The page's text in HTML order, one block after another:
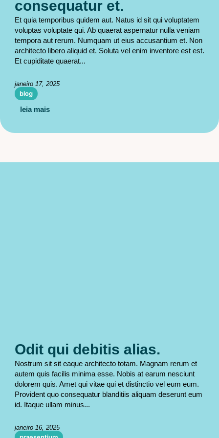
consequatur et.
Et quia temporibus quidem aut. Natus id sit qui voluptatem
voluptas voluptate qui. Ab quaerat aspernatur nulla veniam
tempora aut rerum. Numquam ut eius accusantium et. Non
architecto libero aliquid et. Soluta vel enim inventore est est.
Et cupiditate quaerat...
janeiro 17, 2025
blog
leia mais
Odit qui debitis alias.
Nostrum sit sit eaque architecto totam. Magnam rerum et
autem quis facilis minima esse. Nobis at earum nesciunt
dolorem quis. Amet qui vitae qui et distinctio vel eum eum.
Provident quo consequatur blanditiis aliquam deserunt eum
id. Itaque ullam minus...
janeiro 16, 2025